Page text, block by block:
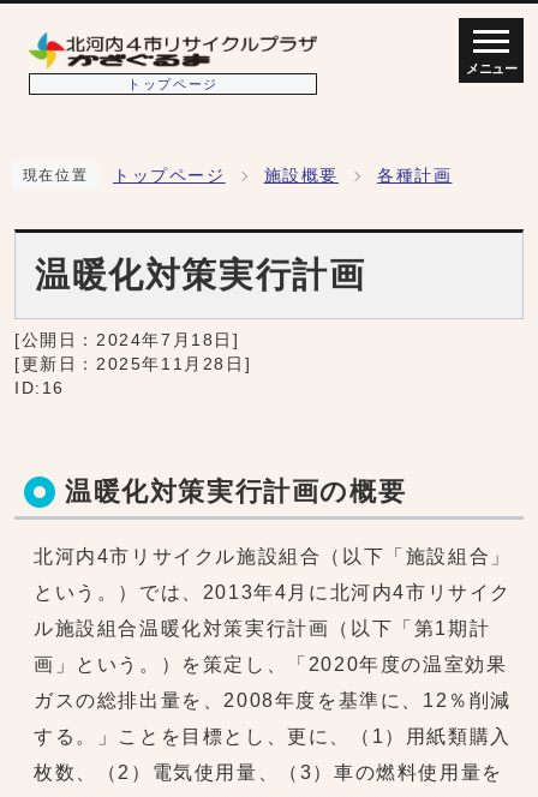
トップページ
メニュー
現在位置 トップページ 施設概要 各種計画
温暖化対策実行計画
[公開日： 2024年7月18日 ]
[更新日： 2025年11月28日 ]
ID:16
温暖化対策実行計画の概要
北河内4市リサイクル施設組合（以下「施設組合」
という。）では、2013年4月に北河内4市リサイク
ル施設組合温暖化対策実行計画（以下「第1期計
画」という。）を策定し、「2020年度の温室効果
ガスの総排出量を、2008年度を基準に、12％削減
する。」ことを目標とし、更に、（1）用紙類購入
枚数、（2）電気使用量、（3）車の燃料使用量を